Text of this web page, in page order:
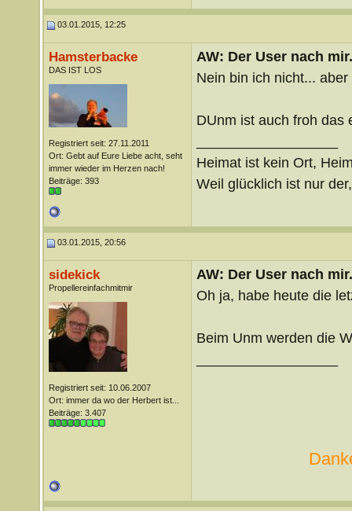
03.01.2015, 12:25
Hamsterbacke
DAS IST LOS
Registriert seit: 27.11.2011
Ort: Gebt auf Eure Liebe acht, seht
immer wieder im Herzen nach!
Beiträge: 393
AW: Der User nach
Nein bin ich nicht...
DUnm ist auch froh
Heimat ist kein Ort,
Weil glücklich ist nur
03.01.2015, 20:56
sidekick
Propellereinfachmitmir
Registriert seit: 10.06.2007
Ort: immer da wo der Herbert ist...
Beiträge: 3.407
AW: Der User nach
Oh ja, habe heute die
Beim Unm werden die